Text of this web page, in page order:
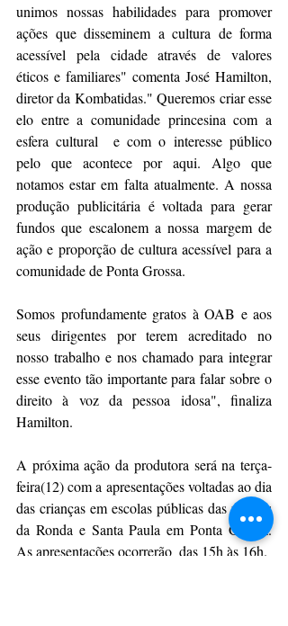
unimos nossas habilidades para promover
ações que disseminem a cultura de forma
acessível pela cidade através de valores
éticos e familiares" comenta José Hamilton,
diretor da Kombatidas." Queremos criar esse
elo entre a comunidade princesina com a
esfera cultural  e com o interesse público
pelo que acontece por aqui. Algo que
notamos estar em falta atualmente. A nossa
produção publicitária é voltada para gerar
fundos que escalonem a nossa margem de
ação e proporção de cultura acessível para a
comunidade de Ponta Grossa.
Somos profundamente gratos à OAB e aos
seus dirigentes por terem acreditado no
nosso trabalho e nos chamado para integrar
esse evento tão importante para falar sobre o
direito à voz da pessoa idosa", finaliza
Hamilton.
A próxima ação da produtora será na terça-
feira(12) com a apresentações voltadas ao dia
das crianças em escolas públicas das regiões
da Ronda e Santa Paula em Ponta Grossa.
As apresentações ocorrerão  das 15h às 16h.